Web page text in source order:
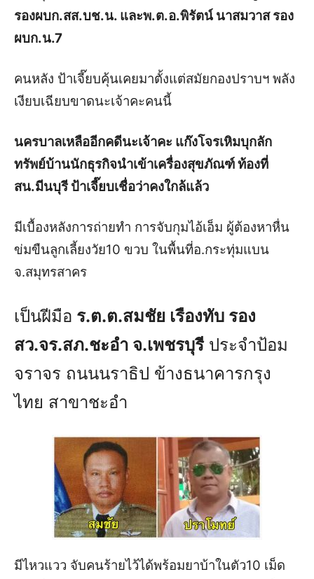
รองผบก.สส.บช.น. และพ.ต.อ.พิรัตน์ นาสมวาส รอง
ผบก.น.7
คนหลัง ป้าเจี๊ยบคุ้นเคยมาตั้งแต่สมัยกองปราบฯ พลัง
เงียบเฉียบขาดนะเจ้าคะคนนี้
นครบาลเหลืออีกคดีนะเจ้าคะ แก๊งโจรเหิมบุกลัก
ทรัพย์บ้านนักธุรกิจนำเข้าเครื่องสุขภัณฑ์ ท้องที่
สน.มีนบุรี ป้าเจี๊ยบเชื่อว่าคงใกล้แล้ว
มีเบื้องหลังการถ่ายทำ การจับกุมไอ้เอ็ม ผู้ต้องหาหื่น
ข่มขืนลูกเลี้ยงวัย10 ขวบ ในพื้นที่อ.กระทุ่มแบน
จ.สมุทรสาคร
เป็นฝีมือ ร.ต.ต.สมชัย เรืองทับ รอง
สว.จร.สภ.ชะอำ จ.เพชรบุรีประจำป้อม
จราจร ถนนนราธิป ข้างธนาคารกรุง
ไทย สาขาชะอำ
มีไหวแวว จับคนร้ายไว้ได้พร้อมยาบ้าในตัว10 เม็ด